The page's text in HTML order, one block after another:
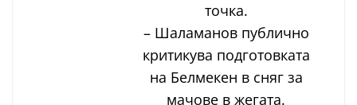
точка.
– Шаламанов публично
критикува подготовката
на Белмекен в сняг за
мачове в жегата.